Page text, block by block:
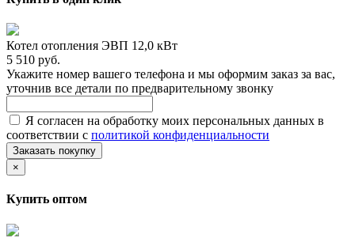
Котел отопления ЭВП 12,0 кВт
5 510 руб.
Укажите номер вашего телефона и мы оформим заказ за вас,
уточнив все детали по предварительному звонку
Я согласен на обработку моих персональных данных в
соответствии с политикой конфиденциальности
Заказать покупку
×
Купить оптом